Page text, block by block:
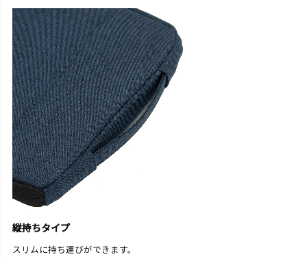
縦持ちタイプ
スリムに持ち運びができます。